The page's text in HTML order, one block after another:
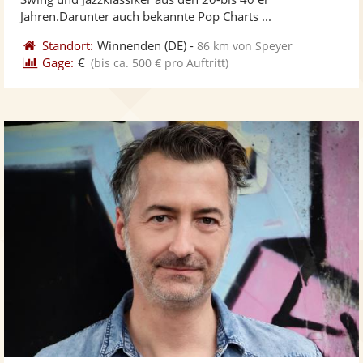
Jahren.Darunter auch bekannte Pop Charts ...
Standort: Winnenden (DE) -86 km von Speyer
Gage: € (bis ca. 500 € pro Auftritt)